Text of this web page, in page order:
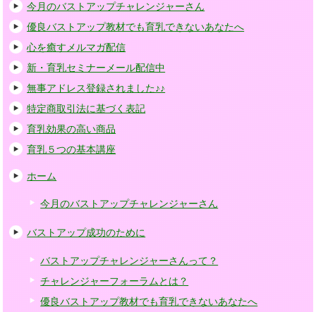
今月のバストアップチャレンジャーさん
優良バストアップ教材でも育乳できないあなたへ
心を癒すメルマガ配信
新・育乳セミナーメール配信中
無事アドレス登録されました♪♪
特定商取引法に基づく表記
育乳効果の高い商品
育乳５つの基本講座
ホーム
今月のバストアップチャレンジャーさん
バストアップ成功のために
バストアップチャレンジャーさんって？
チャレンジャーフォーラムとは？
優良バストアップ教材でも育乳できないあなたへ